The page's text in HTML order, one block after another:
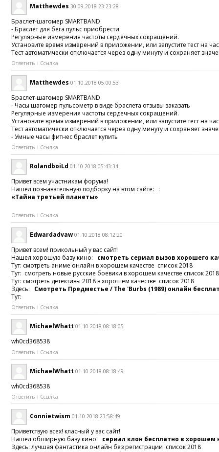
Matthewdes 30.09.2018 23:23:28
Браслет-шагомер SMARTBAND
- Браслет для бега пульс приобрести
Регулярные измерения частоты сердечных сокращений.
Установите время измерений в приложении, или запустите тест на
Тест автоматически отключается через одну минуту и сохраняет
Ответить Ссылка
Matthewdes 01.10.2018 05:00:53
Браслет-шагомер SMARTBAND
- Часы шагомер пульсометр в виде браслета отзывы заказать
Регулярные измерения частоты сердечных сокращений.
Установите время измерений в приложении, или запустите тест на
Тест автоматически отключается через одну минуту и сохраняет
- Умные часы фитнес браслет купить
Ответить Ссылка
RolandboiLd 01.10.2018 05:43:34
Привет всем участникам форума!
Нашел познавательную подборку на этом сайте: :
«Тайна третьей планеты»
Ответить Ссылка
Edwardadvaw 01.10.2018 08:12:20
Привет всем! прикольный у вас сайт!
Нашел хорошую базу кино:
смотреть сериал вызов хорошего
Тут: смотреть аниме онлайн в хорошем качестве список 2018
Тут: смотреть новые русские боевики в хорошем качестве список 2018
Тут: смотреть детективы 2018 в хорошем качестве список 2018
Здесь:
Смотреть Предместье / The 'Burbs (1989) онлайн
Тут:
Ответить Ссылка
MichaelWhatt 01.10.2018 08:18:05
wh0cd368538
Ответить Ссылка
MichaelWhatt 01.10.2018 08:18:49
wh0cd368538
Ответить Ссылка
Connietwism 01.10.2018 23:58:49
Приветствую всех! класный у вас сайт!
Нашел обширную базу кино:
сериал клон бесплатно в хорошем
Здесь: лучшая фантастика онлайн без регистрации список 2018